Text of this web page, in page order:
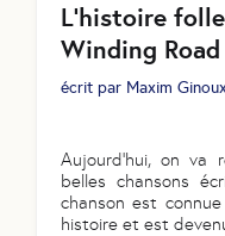
L’histoire
Winding
écrit par Maxim
Aujourd’hui, on va
belles chansons
chanson est
histoire et est